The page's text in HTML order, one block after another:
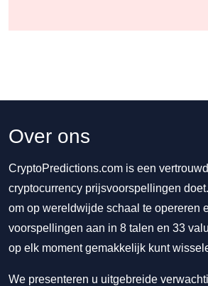
Over ons
CryptoPredictions.com is een
cryptocurrency prijsvoorspellingen
om op wereldwijde schaal te opereren
voorspellingen aan in 8 talen en 33
op elk moment gemakkelijk kunt
We presenteren u uitgebreide